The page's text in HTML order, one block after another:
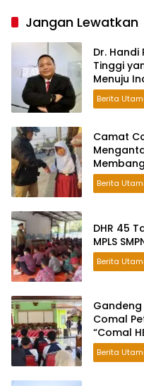
Jangan Lewatkan
Dr. Handi
Tinggi
Menuju
Berita
Camat
Berita
DHR 45
MPLS
Berita
Gandeng
Comal
“Comal
Berita